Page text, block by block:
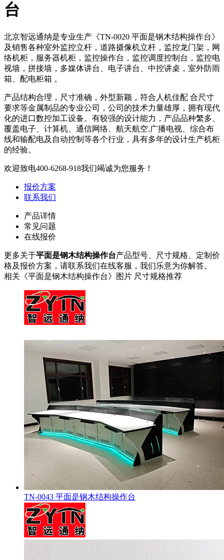
台
北京智远通纳是专业生产《TN-0020 平面是钢木结构操作台》
及销售各种室外监控立杆，道路摄像机立杆，监控龙门架，网
络机柜，服务器机柜，监控操作台，监控调度控制台，监控电
视墙，拼接墙，多媒体讲台、电子讲台、中控讲桌，室外防雨
箱、配电柜箱 。
产品结构合理，尺寸准确，外型新颖，符合人机佳配 合尺寸
要求等金属制品的专业公司，公司的技术力量雄厚，拥有现代
化的进口数控加工设备。有较强的设计能力，产品品种繁多、
覆盖电子、计算机、通信网络、航天航空.广播电视、综合布
线和输配电及自动控制等各个行业，具有多年的设计生产机柜
的经验。
欢迎致电400-6268-918我们竭诚为您服务！
报价方案
联系我们
产品详情
常见问题
在线报价
更多关于平面是钢木结构操作台产品型号、尺寸规格、定制价
格及报价方案，请联系我们在线客服，我们乐意为你解答。
相关《平面是钢木结构操作台》图片 尺寸规格推荐
TN-0043 平面是钢木结构操作台